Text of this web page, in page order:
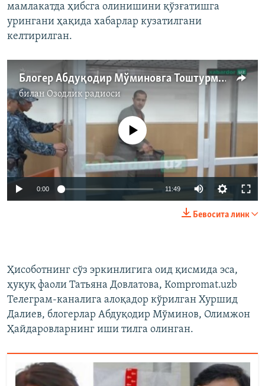
мамлакатда ҳибсга олинишини қўзғатишга
урингани ҳақида хабарлар кузатилгани
келтирилган.
Блогер Абдуқодир Мўминовга Тоштурмада ўн кунлик "карцер" жазоси тайинланди
билан Озодлик радиоси
1080p
Айни дамда медиа-манба мавжуд эмас
0:00 11:49
720p
1080p
Бевосита линк
Ҳисоботнинг сўз эркинлигига оид қисмида эса,
ҳуқуқ фаоли Татьяна Довлатова, Кompromat.uzb
Телеграм-каналига алоқадор кўрилган Хуршид
Далиев, блогерлар Абдуқодир Мўминов, Олимжон
Ҳайдаровларнинг иши тилга олинган.